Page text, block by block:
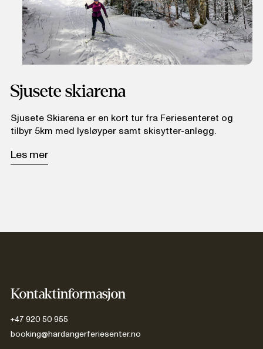
Sjusete skiarena
Sjusete Skiarena er en kort tur fra Feriesenteret og
tilbyr 5km med lysløyper samt skisytter-anlegg.
Les mer
Kontaktinformasjon
+47 920 50 955
booking@hardangerferiesenter.no